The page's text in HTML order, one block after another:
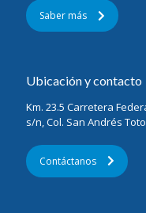
Saber más
Ubicación y contacto
Km. 23.5 Carretera
s/n, Col. San Andrés
Contáctanos